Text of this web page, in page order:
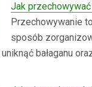
Jak
Przechowywanie
sposób
bałaganu